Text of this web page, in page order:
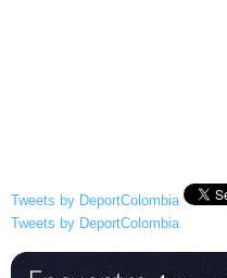
Tweets by DeportColombia
Tweets by DeportColombia